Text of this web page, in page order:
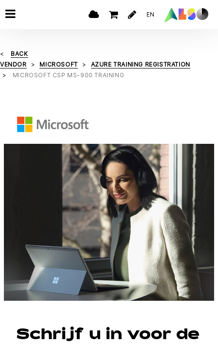
EN
BACK
VENDOR
MICROSOFT
AZURE TRAINING REGISTRATION
MICROSOFT CSP MS-900 TRAINING
Schrijf u in voor de